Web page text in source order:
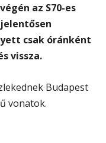
az S70-es
csak óránként
vissza.
Budapest
vonatok.